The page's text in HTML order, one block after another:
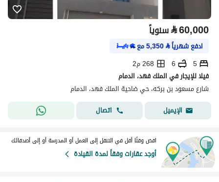
⃁60,000 سنوياً
ادفع شهرياً⃁
5,350مع
5
6
268 م2
فيلا للإيجار في الملك فهد، الدمام
شارع مسعود بن بركه، حي ضاحية الملك فهد، الدمام
الإيميل
اتصال
اقض وقتًا أقل في التنقل إلى العمل أو المدرسة أو إلى أصدقائك
أوجد عقارات وفقاً لمدة القيادة